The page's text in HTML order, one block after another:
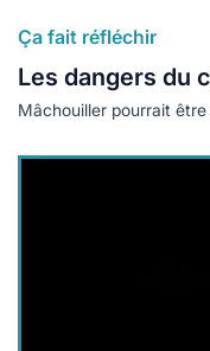
au naturel
végétariennes
locales
beauté naturelle
naturel
témoignages
saison
Ça fait réfléchir
Les dangers du
Mâchouiller pourrait